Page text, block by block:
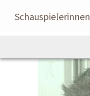
Schauspielerinnen